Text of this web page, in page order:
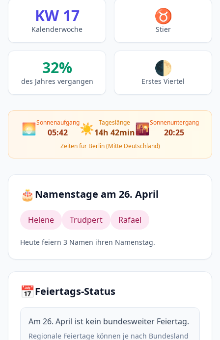
KW 17
Kalenderwoche
♉
Stier
32%
des Jahres vergangen
🌓
Erstes Viertel
🌅Sonnenaufgang
05:42 ☀️ Tageslänge
14h 42min🌇Sonnenuntergang
20:25
Zeiten für Berlin (Mitte Deutschland)
🎂Namenstage am 26. April
Helene Trudpert Rafael
Heute feiern 3 Namen ihren Namenstag.
📅Feiertags-Status
Am 26. April ist kein bundesweiter Feiertag.
Regionale Feiertage können je nach Bundesland